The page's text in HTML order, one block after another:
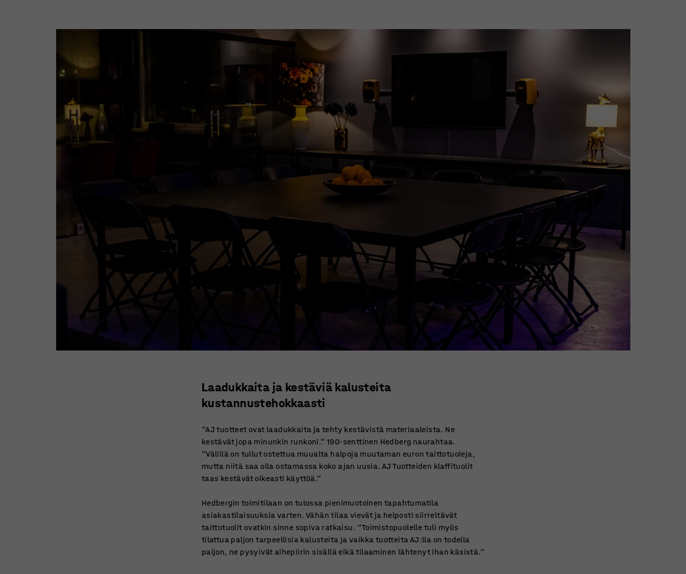
Laadukkaita ja kestäviä kalusteita
kustannustehokkaasti
“AJ tuotteet ovat laadukkaita ja tehty kestävistä materiaaleista. Ne
kestävät jopa minunkin runkoni.” 190-senttinen Hedberg naurahtaa.
“Välillä on tullut ostettua muualta halpoja muutaman euron taittotuoleja,
mutta niitä saa olla ostamassa koko ajan uusia. AJ Tuotteiden klaffituolit
taas kestävät oikeasti käyttöä.”
Hedbergin toimitilaan on tulossa pienimuotoinen tapahtumatila
asiakastilaisuuksia varten. Vähän tilaa vievät ja helposti siirreltävät
taittotuolit ovatkin sinne sopiva ratkaisu. “Toimistopuolelle tuli myös
tilattua paljon tarpeellisia kalusteita ja vaikka tuotteita AJ:lla on todella
paljon, ne pysyivät aihepiirin sisällä eikä tilaaminen lähtenyt ihan käsistä.”